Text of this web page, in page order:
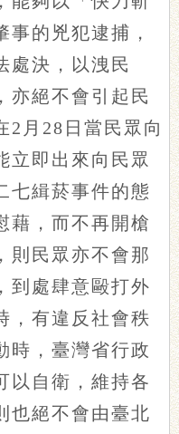
的兇犯逮捕，
處決，以洩民
亦絕不會引起民
2月28日當民眾向
立即出來向民眾
七緝菸事件的態
藉，而不再開槍
則民眾亦不會那
到處肆意毆打外
，有違反社會秩
時，臺灣省行政
以自衛，維持各
也絕不會由臺北